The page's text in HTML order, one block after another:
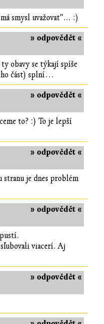
smysl uvažovat"... :)
» odpovědět «
obavy se týkají spíše
část) splní…
» odpovědět «
to? :) To je lepší
» odpovědět «
stranu je dnes problém
» odpovědět «
viacerí. Aj
» odpovědět «